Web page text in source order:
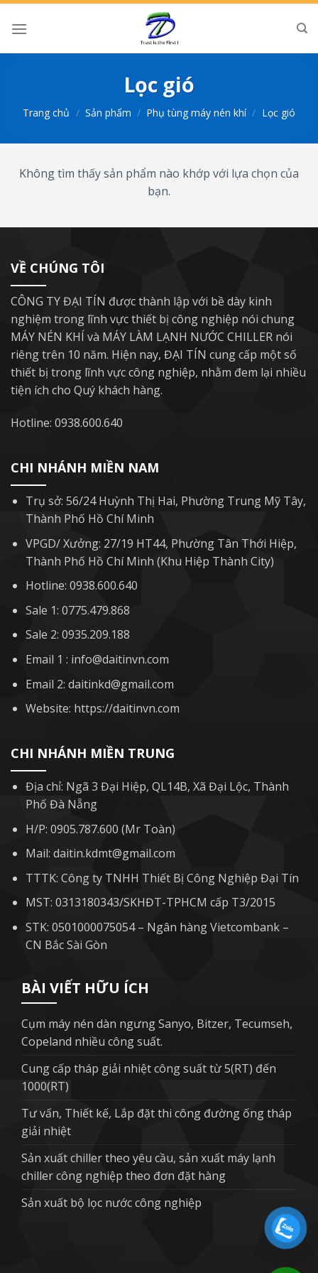
Chuyển
đến
Lọc gió
Trang chủ / Sản phẩm / Phụ tùng máy nén khí / Lọc gió
Không tìm thấy sản phẩm nào khớp với lựa chọn của
bạn.
VỀ CHÚNG TÔI
CÔNG TY ĐẠI TÍN được thành lập với bề dày kinh
nghiệm trong lĩnh vực thiết bị công nghiệp nói chung
MÁY NÉN KHÍ và MÁY LÀM LẠNH NƯỚC CHILLER nói
riêng trên 10 năm. Hiện nay, ĐẠI TÍN cung cấp một số
thiết bị trong lĩnh vực công nghiệp, nhằm đem lại nhiều
tiện ích cho Quý khách hàng.
Hotline: 0938.600.640
CHI NHÁNH MIỀN NAM
Trụ sở: 56/24 Huỳnh Thị Hai, Phường Trung Mỹ Tây,
Thành Phố Hồ Chí Minh
VPGD/ Xưởng: 27/19 HT44, Phường Tân Thới Hiệp,
Thành Phố Hồ Chí Minh (Khu Hiệp Thành City)
Hotline: 0938.600.640
Sale 1: 0775.479.868
Sale 2: 0935.209.188
Email 1 : info@daitinvn.com
Email 2: daitinkd@gmail.com
Website: https://daitinvn.com
CHI NHÁNH MIỀN TRUNG
Địa chỉ: Ngã 3 Đại Hiệp, QL14B, Xã Đại Lộc, Thành
Phố Đà Nẵng
H/P: 0905.787.600 (Mr Toàn)
Mail: daitin.kdmt@gmail.com
TTTK: Công ty TNHH Thiết Bị Công Nghiệp Đại Tín
MST: 0313180343/SKHĐT-TPHCM cấp T3/2015
STK: 0501000075054 – Ngân hàng Vietcombank –
CN Bắc Sài Gòn
BÀI VIẾT HỮU ÍCH
Cụm máy nén dàn ngưng Sanyo, Bitzer, Tecumseh,
Copeland nhiều công suất.
Cung cấp tháp giải nhiệt công suất từ 5(RT) đến
1000(RT)
Tư vấn, Thiết kế, Lắp đặt thi công đường ống tháp
giải nhiệt
Sản xuất chiller theo yêu cầu, sản xuất máy lạnh
chiller công nghiệp theo đơn đặt hàng
Sản xuất bộ lọc nước công nghiệp